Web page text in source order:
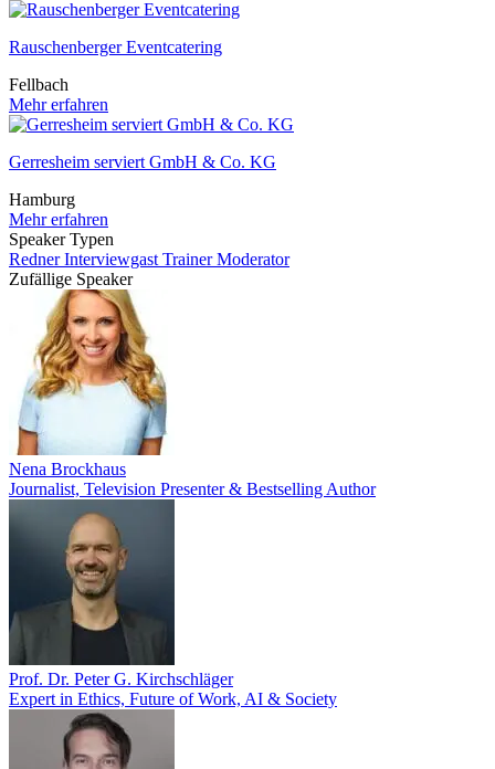
Rauschenberger Eventcatering
Fellbach
Mehr erfahren
Gerresheim serviert GmbH & Co. KG
Hamburg
Mehr erfahren
Speaker Typen
RednerInterviewgast TrainerModerator
Zufällige Speaker
Nena Brockhaus
Journalist, Television Presenter & Bestselling Author
Prof. Dr. Peter G. Kirchschläger
Expert in Ethics, Future of Work, AI & Society